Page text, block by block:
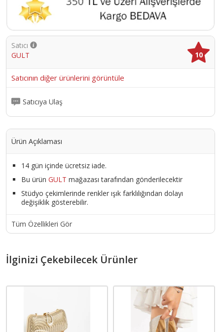
Satıcı
GULT
10
Satıcının diğer ürünlerini görüntüle
Satıcıya Ulaş
Ürün Açıklaması
14 gün içinde ücretsiz iade.
Bu ürün GULT mağazası tarafından gönderilecektir
Stüdyo çekimlerinde renkler ışık farklılığından dolayı
değişiklik gösterebilir.
Tüm Özellikleri Gör
İlginizi Çekebilecek Ürünler